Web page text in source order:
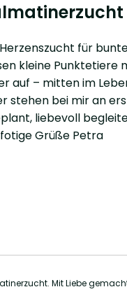
für
kleine Punktetiere
auf – mitten im
stehen bei mir an
liebevoll
Grüße Petra
Mit Liebe